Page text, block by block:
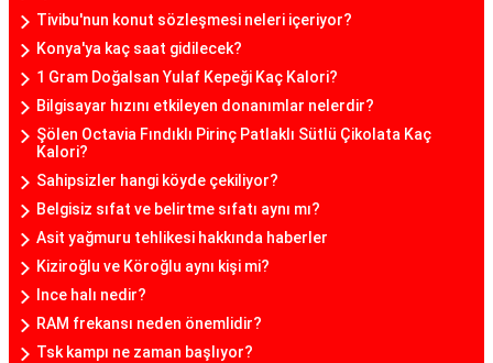
Tivibu'nun konut sözleşmesi neleri içeriyor?
Konya'ya kaç saat gidilecek?
1 Gram Doğalsan Yulaf Kepeği Kaç Kalori?
Bilgisayar hızını etkileyen donanımlar nelerdir?
Şölen Octavia Fındıklı Pirinç Patlaklı Sütlü Çikolata Kaç
Kalori?
Sahipsizler hangi köyde çekiliyor?
Belgisiz sıfat ve belirtme sıfatı aynı mı?
Asit yağmuru tehlikesi hakkında haberler
Kiziroğlu ve Köroğlu aynı kişi mi?
Ince halı nedir?
RAM frekansı neden önemlidir?
Tsk kampı ne zaman başlıyor?